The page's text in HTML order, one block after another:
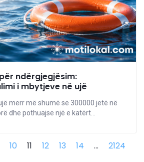
ndërgjegjësim:
i mbytjeve në ujë
merr më shumë se 300000 jetë në
dhe pothuajse një e katërt...
10 11 12 13 14 ...
2124